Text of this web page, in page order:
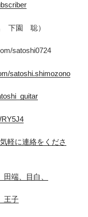
下園 聡）
satoshi0724
satoshi.shimozono
軽に連絡をくださ
端、目白、
王子